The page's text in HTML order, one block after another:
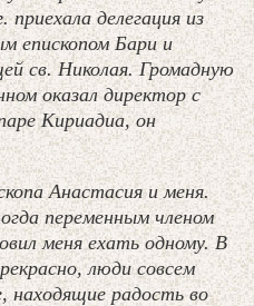
делегация из
епископом Бари и
св. Николая. Громадную
оказал директор с
Кириадиа, он
Анастасия и меня.
переменным членом
меня ехать одному. В
люди совсем
радость во